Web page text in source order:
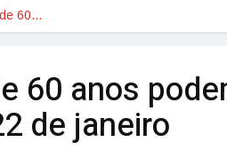
60…
60 anos
de janeiro